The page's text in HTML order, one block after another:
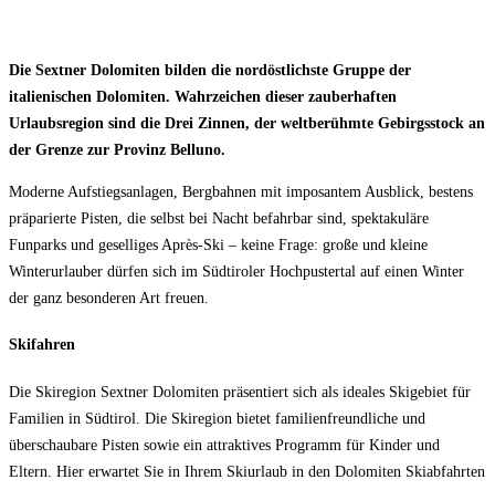
Die Sextner Dolomiten bilden die nordöstlichste Gruppe der
italienischen Dolomiten. Wahrzeichen dieser zauberhaften
Urlaubsregion sind die Drei Zinnen, der weltberühmte Gebirgsstock an
der Grenze zur Provinz Belluno.
Moderne Aufstiegsanlagen, Bergbahnen mit imposantem Ausblick, bestens
präparierte Pisten, die selbst bei Nacht befahrbar sind, spektakuläre
Funparks und geselliges Après-Ski – keine Frage: große und kleine
Winterurlauber dürfen sich im Südtiroler Hochpustertal auf einen Winter
der ganz besonderen Art freuen.
Skifahren
Die Skiregion Sextner Dolomiten präsentiert sich als ideales Skigebiet für
Familien in Südtirol. Die Skiregion bietet familienfreundliche und
überschaubare Pisten sowie ein attraktives Programm für Kinder und
Eltern. Hier erwartet Sie in Ihrem Skiurlaub in den Dolomiten Skiabfahrten